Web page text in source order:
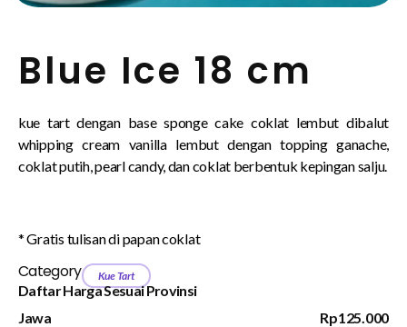
Blue Ice 18 cm
kue tart dengan base sponge cake coklat lembut dibalut
whipping cream vanilla lembut dengan topping ganache,
coklat putih, pearl candy, dan coklat berbentuk kepingan salju.
* Gratis tulisan di papan coklat
Category Kue Tart
Daftar Harga Sesuai Provinsi
Jawa
Rp125.000